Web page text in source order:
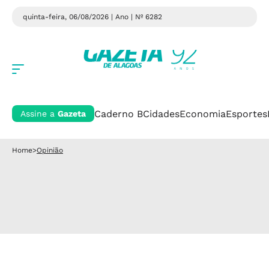
quinta-feira, 06/08/2026 | Ano | Nº 6282
Assine a Gazeta Caderno BCidadesEconomiaEsportes
Home>Opinião